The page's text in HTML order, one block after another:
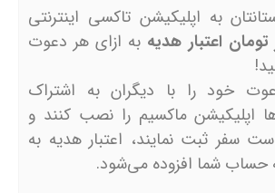
به اپلیکیشن تاکسی اینترنتی
به ازای هر دعوت
خود را با دیگران به اشتراک
اپلیکیشن ماکسیم را نصب کنند و
درخواست سفر ثبت نمایند، اعتبار هدیه به
حساب شما افزوده می‌شود.